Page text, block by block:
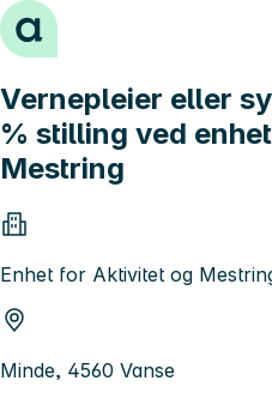
Hopp til innhold
Vernepleier eller
% stilling ved
Mestring
Enhet for Aktivitet og
Minde, 4560 Vanse